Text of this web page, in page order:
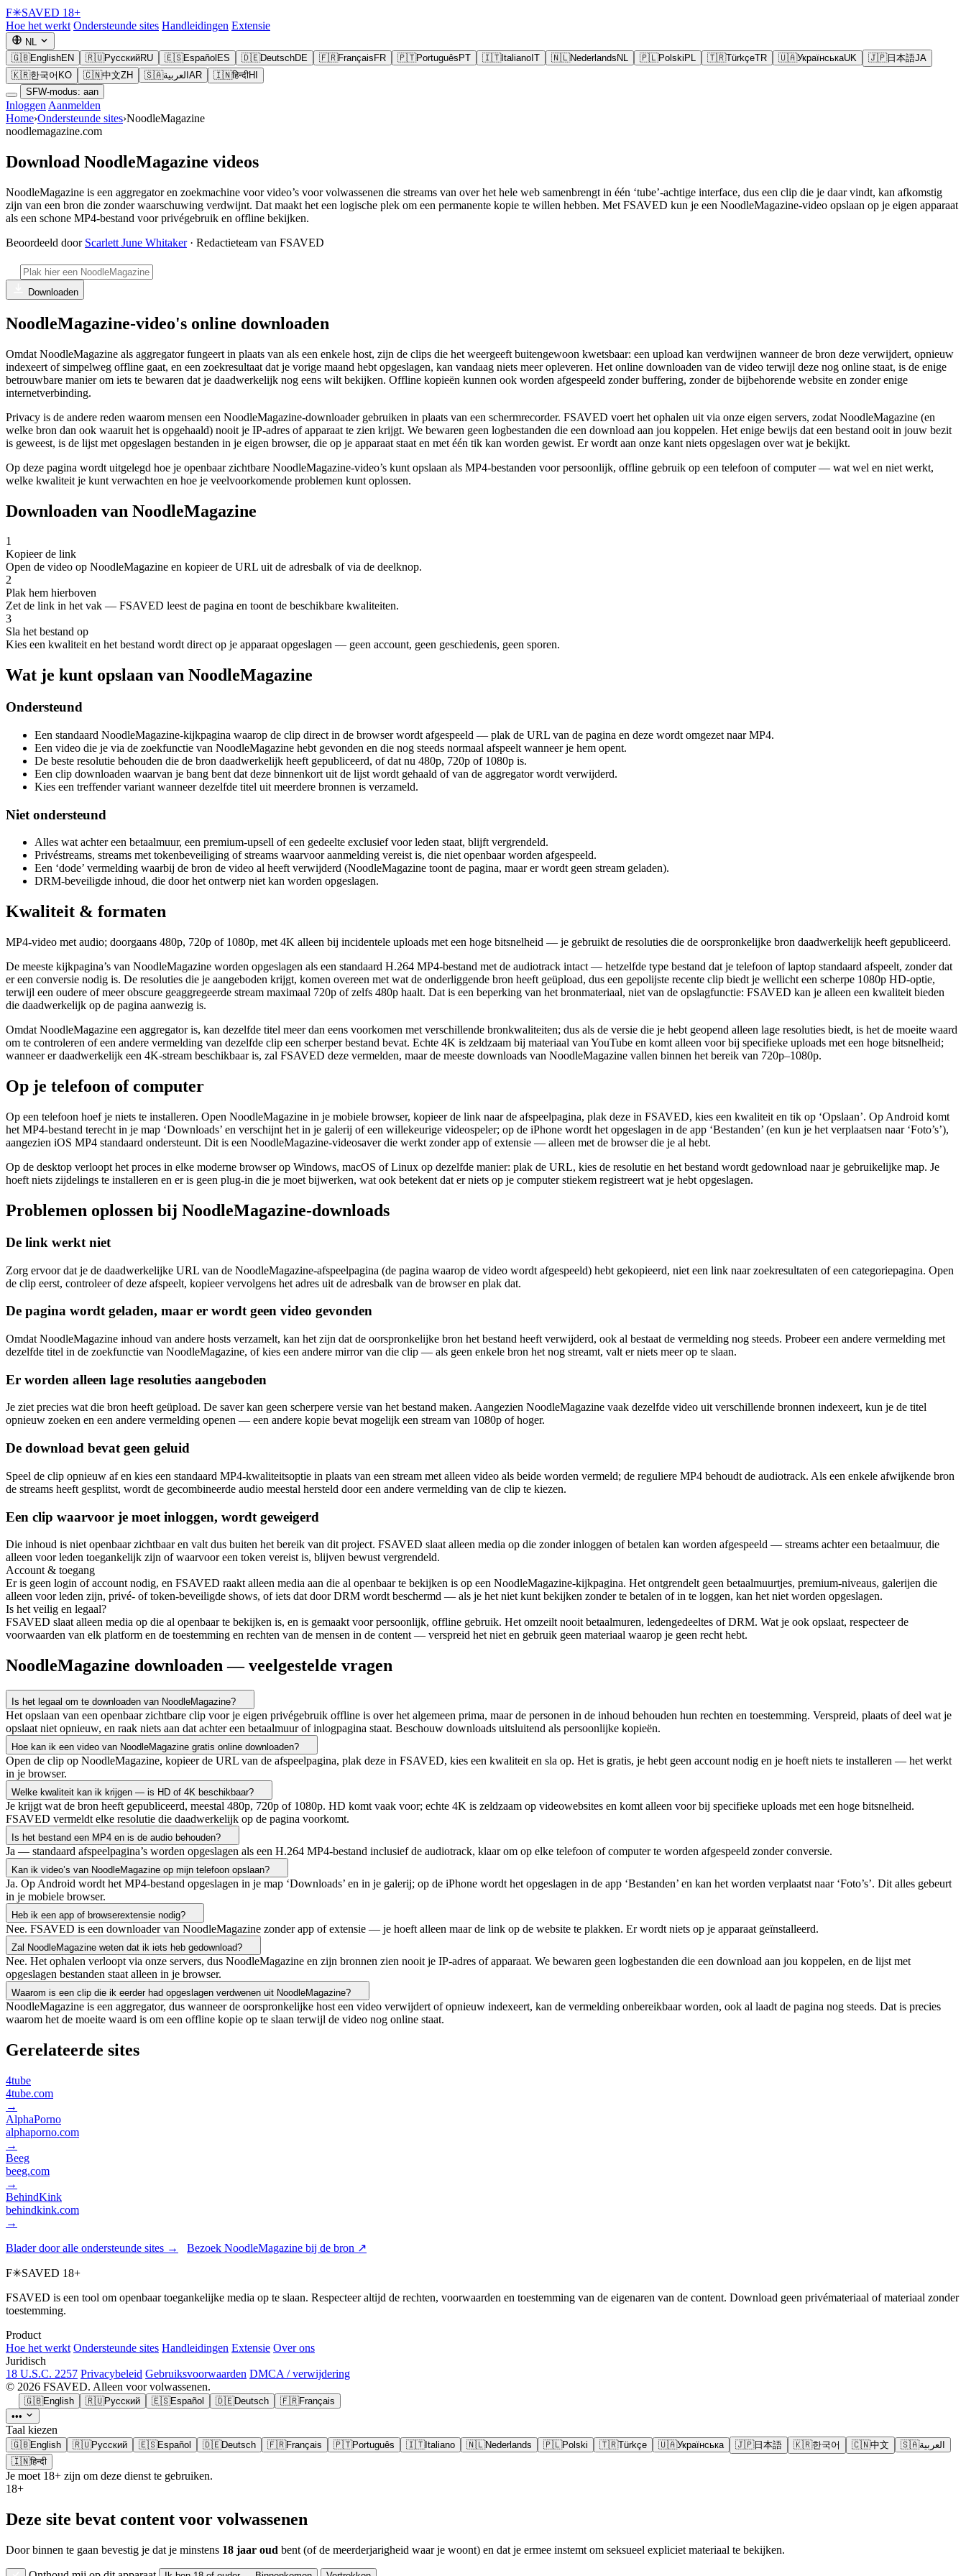
F✳SAVED 18+
Hoe het werkt Ondersteunde sites Handleidingen Extensie
NL
🇬🇧EnglishEN 🇷🇺РусскийRU 🇪🇸Español ES 🇩🇪DeutschDE 🇫🇷Français FR 🇵🇹Português PT 🇮🇹Italiano IT 🇳🇱Nederlands NL 🇵🇱Polski PL 🇹🇷TürkçeTR 🇺🇦УкраїнськаUK 🇯🇵日本語JA
🇰🇷한국어 KO 🇨🇳中文ZH 🇸🇦العربية AR 🇮🇳हिन्दीHI
SFW-modus: aan
Inloggen Aanmelden
Home›Ondersteunde sites›NoodleMagazine
noodlemagazine.com
Download NoodleMagazine videos
NoodleMagazine is een aggregator en zoekmachine voor video’s voor volwassenen die streams van over het hele web samenbrengt in één ‘tube’-achtige interface, dus een clip die je daar vindt, kan afkomstig
zijn van een bron die zonder waarschuwing verdwijnt. Dat maakt het een logische plek om een permanente kopie te willen hebben. Met FSAVED kun je een NoodleMagazine-video opslaan op je eigen apparaat
als een schone MP4-bestand voor privégebruik en offline bekijken.
Beoordeeld door Scarlett June Whitaker· Redactieteam van FSAVED
Downloaden
NoodleMagazine-video's online downloaden
Omdat NoodleMagazine als aggregator fungeert in plaats van als een enkele host, zijn de clips die het weergeeft buitengewoon kwetsbaar: een upload kan verdwijnen wanneer de bron deze verwijdert, opnieuw
indexeert of simpelweg offline gaat, en een zoekresultaat dat je vorige maand hebt opgeslagen, kan vandaag niets meer opleveren. Het online downloaden van de video terwijl deze nog online staat, is de enige
betrouwbare manier om iets te bewaren dat je daadwerkelijk nog eens wilt bekijken. Offline kopieën kunnen ook worden afgespeeld zonder buffering, zonder de bijbehorende website en zonder enige
internetverbinding.
Privacy is de andere reden waarom mensen een NoodleMagazine-downloader gebruiken in plaats van een schermrecorder. FSAVED voert het ophalen uit via onze eigen servers, zodat NoodleMagazine (en
welke bron dan ook waaruit het is opgehaald) nooit je IP-adres of apparaat te zien krijgt. We bewaren geen logbestanden die een download aan jou koppelen. Het enige bewijs dat een bestand ooit in jouw bezit
is geweest, is de lijst met opgeslagen bestanden in je eigen browser, die op je apparaat staat en met één tik kan worden gewist. Er wordt aan onze kant niets opgeslagen over wat je bekijkt.
Op deze pagina wordt uitgelegd hoe je openbaar zichtbare NoodleMagazine-video’s kunt opslaan als MP4-bestanden voor persoonlijk, offline gebruik op een telefoon of computer — wat wel en niet werkt,
welke kwaliteit je kunt verwachten en hoe je veelvoorkomende problemen kunt oplossen.
Downloaden van NoodleMagazine
1
Kopieer de link
Open de video op NoodleMagazine en kopieer de URL uit de adresbalk of via de deelknop.
2
Plak hem hierboven
Zet de link in het vak — FSAVED leest de pagina en toont de beschikbare kwaliteiten.
3
Sla het bestand op
Kies een kwaliteit en het bestand wordt direct op je apparaat opgeslagen — geen account, geen geschiedenis, geen sporen.
Wat je kunt opslaan van NoodleMagazine
Ondersteund
Een standaard NoodleMagazine-kijkpagina waarop de clip direct in de browser wordt afgespeeld — plak de URL van de pagina en deze wordt omgezet naar MP4.
Een video die je via de zoekfunctie van NoodleMagazine hebt gevonden en die nog steeds normaal afspeelt wanneer je hem opent.
De beste resolutie behouden die de bron daadwerkelijk heeft gepubliceerd, of dat nu 480p, 720p of 1080p is.
Een clip downloaden waarvan je bang bent dat deze binnenkort uit de lijst wordt gehaald of van de aggregator wordt verwijderd.
Kies een treffender variant wanneer dezelfde titel uit meerdere bronnen is verzameld.
Niet ondersteund
Alles wat achter een betaalmuur, een premium-upsell of een gedeelte exclusief voor leden staat, blijft vergrendeld.
Privéstreams, streams met tokenbeveiliging of streams waarvoor aanmelding vereist is, die niet openbaar worden afgespeeld.
Een ‘dode’ vermelding waarbij de bron de video al heeft verwijderd (NoodleMagazine toont de pagina, maar er wordt geen stream geladen).
DRM-beveiligde inhoud, die door het ontwerp niet kan worden opgeslagen.
Kwaliteit & formaten
MP4-video met audio; doorgaans 480p, 720p of 1080p, met 4K alleen bij incidentele uploads met een hoge bitsnelheid — je gebruikt de resoluties die de oorspronkelijke bron daadwerkelijk heeft gepubliceerd.
De meeste kijkpagina’s van NoodleMagazine worden opgeslagen als een standaard H.264 MP4-bestand met de audiotrack intact — hetzelfde type bestand dat je telefoon of laptop standaard afspeelt, zonder dat
er een conversie nodig is. De resoluties die je aangeboden krijgt, komen overeen met wat de onderliggende bron heeft geüpload, dus een gepolijste recente clip biedt je wellicht een scherpe 1080p HD-optie,
terwijl een oudere of meer obscure geaggregeerde stream maximaal 720p of zelfs 480p haalt. Dat is een beperking van het bronmateriaal, niet van de opslagfunctie: FSAVED kan je alleen een kwaliteit bieden
die daadwerkelijk op de pagina aanwezig is.
Omdat NoodleMagazine een aggregator is, kan dezelfde titel meer dan eens voorkomen met verschillende bronkwaliteiten; dus als de versie die je hebt geopend alleen lage resoluties biedt, is het de moeite waard
om te controleren of een andere vermelding van dezelfde clip een scherper bestand bevat. Echte 4K is zeldzaam bij materiaal van YouTube en komt alleen voor bij specifieke uploads met een hoge bitsnelheid;
wanneer er daadwerkelijk een 4K-stream beschikbaar is, zal FSAVED deze vermelden, maar de meeste downloads van NoodleMagazine vallen binnen het bereik van 720p–1080p.
Op je telefoon of computer
Op een telefoon hoef je niets te installeren. Open NoodleMagazine in je mobiele browser, kopieer de link naar de afspeelpagina, plak deze in FSAVED, kies een kwaliteit en tik op ‘Opslaan’. Op Android komt
het MP4-bestand terecht in je map ‘Downloads’ en verschijnt het in je galerij of een willekeurige videospeler; op de iPhone wordt het opgeslagen in de app ‘Bestanden’ (en kun je het verplaatsen naar ‘Foto’s’),
aangezien iOS MP4 standaard ondersteunt. Dit is een NoodleMagazine-videosaver die werkt zonder app of extensie — alleen met de browser die je al hebt.
Op de desktop verloopt het proces in elke moderne browser op Windows, macOS of Linux op dezelfde manier: plak de URL, kies de resolutie en het bestand wordt gedownload naar je gebruikelijke map. Je
hoeft niets zijdelings te installeren en er is geen plug-in die je moet bijwerken, wat ook betekent dat er niets op je computer stiekem registreert wat je hebt opgeslagen.
Problemen oplossen bij NoodleMagazine-downloads
De link werkt niet
Zorg ervoor dat je de daadwerkelijke URL van de NoodleMagazine-afspeelpagina (de pagina waarop de video wordt afgespeeld) hebt gekopieerd, niet een link naar zoekresultaten of een categoriepagina. Open
de clip eerst, controleer of deze afspeelt, kopieer vervolgens het adres uit de adresbalk van de browser en plak dat.
De pagina wordt geladen, maar er wordt geen video gevonden
Omdat NoodleMagazine inhoud van andere hosts verzamelt, kan het zijn dat de oorspronkelijke bron het bestand heeft verwijderd, ook al bestaat de vermelding nog steeds. Probeer een andere vermelding met
dezelfde titel in de zoekfunctie van NoodleMagazine, of kies een andere mirror van die clip — als geen enkele bron het nog streamt, valt er niets meer op te slaan.
Er worden alleen lage resoluties aangeboden
Je ziet precies wat die bron heeft geüpload. De saver kan geen scherpere versie van het bestand maken. Aangezien NoodleMagazine vaak dezelfde video uit verschillende bronnen indexeert, kun je de titel
opnieuw zoeken en een andere vermelding openen — een andere kopie bevat mogelijk een stream van 1080p of hoger.
De download bevat geen geluid
Speel de clip opnieuw af en kies een standaard MP4-kwaliteitsoptie in plaats van een stream met alleen video als beide worden vermeld; de reguliere MP4 behoudt de audiotrack. Als een enkele afwijkende bron
de streams heeft gesplitst, wordt de gecombineerde audio meestal hersteld door een andere vermelding van de clip te kiezen.
Een clip waarvoor je moet inloggen, wordt geweigerd
Die inhoud is niet openbaar zichtbaar en valt dus buiten het bereik van dit project. FSAVED slaat alleen media op die zonder inloggen of betalen kan worden afgespeeld — streams achter een betaalmuur, die
alleen voor leden toegankelijk zijn of waarvoor een token vereist is, blijven bewust vergrendeld.
Account & toegang
Er is geen login of account nodig, en FSAVED raakt alleen media aan die al openbaar te bekijken is op een NoodleMagazine-kijkpagina. Het ontgrendelt geen betaalmuurtjes, premium-niveaus, galerijen die
alleen voor leden zijn, privé- of token-beveiligde shows, of iets dat door DRM wordt beschermd — als je het niet kunt bekijken zonder te betalen of in te loggen, kan het niet worden opgeslagen.
Is het veilig en legaal?
FSAVED slaat alleen media op die al openbaar te bekijken is, en is gemaakt voor persoonlijk, offline gebruik. Het omzeilt nooit betaalmuren, ledengedeeltes of DRM. Wat je ook opslaat, respecteer de
voorwaarden van elk platform en de toestemming en rechten van de mensen in de content — verspreid het niet en gebruik geen materiaal waarop je geen recht hebt.
NoodleMagazine downloaden — veelgestelde vragen
Is het legaal om te downloaden van NoodleMagazine?
Het opslaan van een openbaar zichtbare clip voor je eigen privégebruik offline is over het algemeen prima, maar de personen in de inhoud behouden hun rechten en toestemming. Verspreid, plaats of deel wat je
opslaat niet opnieuw, en raak niets aan dat achter een betaalmuur of inlogpagina staat. Beschouw downloads uitsluitend als persoonlijke kopieën.
Hoe kan ik een video van NoodleMagazine gratis online downloaden?
Open de clip op NoodleMagazine, kopieer de URL van de afspeelpagina, plak deze in FSAVED, kies een kwaliteit en sla op. Het is gratis, je hebt geen account nodig en je hoeft niets te installeren — het werkt
in je browser.
Welke kwaliteit kan ik krijgen — is HD of 4K beschikbaar?
Je krijgt wat de bron heeft gepubliceerd, meestal 480p, 720p of 1080p. HD komt vaak voor; echte 4K is zeldzaam op videowebsites en komt alleen voor bij specifieke uploads met een hoge bitsnelheid.
FSAVED vermeldt elke resolutie die daadwerkelijk op de pagina voorkomt.
Is het bestand een MP4 en is de audio behouden?
Ja — standaard afspeelpagina’s worden opgeslagen als een H.264 MP4-bestand inclusief de audiotrack, klaar om op elke telefoon of computer te worden afgespeeld zonder conversie.
Kan ik video’s van NoodleMagazine op mijn telefoon opslaan?
Ja. Op Android wordt het MP4-bestand opgeslagen in je map ‘Downloads’ en in je galerij; op de iPhone wordt het opgeslagen in de app ‘Bestanden’ en kan het worden verplaatst naar ‘Foto’s’. Dit alles gebeurt
in je mobiele browser.
Heb ik een app of browserextensie nodig?
Nee. FSAVED is een downloader van NoodleMagazine zonder app of extensie — je hoeft alleen maar de link op de website te plakken. Er wordt niets op je apparaat geïnstalleerd.
Zal NoodleMagazine weten dat ik iets heb gedownload?
Nee. Het ophalen verloopt via onze servers, dus NoodleMagazine en zijn bronnen zien nooit je IP-adres of apparaat. We bewaren geen logbestanden die een download aan jou koppelen, en de lijst met
opgeslagen bestanden staat alleen in je browser.
Waarom is een clip die ik eerder had opgeslagen verdwenen uit NoodleMagazine?
NoodleMagazine is een aggregator, dus wanneer de oorspronkelijke host een video verwijdert of opnieuw indexeert, kan de vermelding onbereikbaar worden, ook al laadt de pagina nog steeds. Dat is precies
waarom het de moeite waard is om een offline kopie op te slaan terwijl de video nog online staat.
Gerelateerde sites
4tube
4tube.com
→
AlphaPorno
alphaporno.com
→
Beeg
beeg.com
→
BehindKink
behindkink.com
→
Blader door alle ondersteunde sites → Bezoek NoodleMagazine bij de bron ↗
F✳SAVED 18+
FSAVED is een tool om openbaar toegankelijke media op te slaan. Respecteer altijd de rechten, voorwaarden en toestemming van de eigenaren van de content. Download geen privémateriaal of materiaal zonder
toestemming.
Product
Hoe het werkt Ondersteunde sites Handleidingen Extensie Over ons
Juridisch
18 U.S.C. 2257 Privacybeleid Gebruiksvoorwaarden DMCA / verwijdering
© 2026 FSAVED. Alleen voor volwassenen.
🇬🇧English 🇷🇺Русский 🇪🇸Español 🇩🇪Deutsch 🇫🇷Français
•••
Taal kiezen
🇬🇧English 🇷🇺Русский 🇪🇸Español 🇩🇪Deutsch 🇫🇷Français 🇵🇹Português 🇮🇹Italiano 🇳🇱Nederlands 🇵🇱Polski 🇹🇷Türkçe 🇺🇦Українська 🇯🇵日本語 🇰🇷한국어 🇨🇳中文 🇸🇦العربية
🇮🇳हिन्दी
Je moet 18+ zijn om deze dienst te gebruiken.
18+
Deze site bevat content voor volwassenen
Door binnen te gaan bevestig je dat je minstens 18 jaar oud bent (of de meerderjarigheid waar je woont) en dat je ermee instemt om seksueel expliciet materiaal te bekijken.